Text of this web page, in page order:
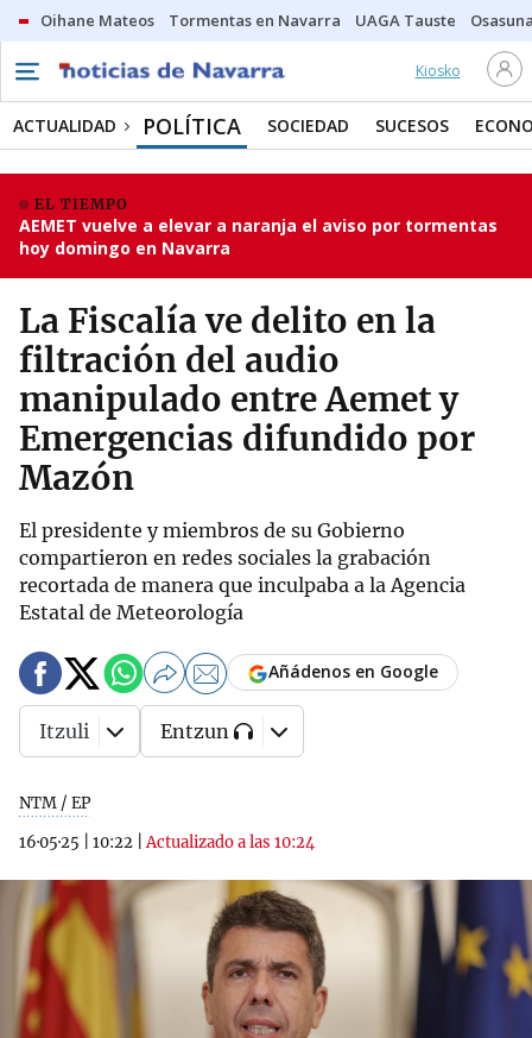
Oihane Mateos Tormentas en Navarra UAGA Tauste
Kiosko
ACTUALIDAD POLÍTICA SOCIEDAD SUCESOS
EL TIEMPO
AEMET vuelve a elevar a naranja el aviso por tormentas
hoy domingo en Navarra
La Fiscalía ve delito en la
filtración del audio
manipulado entre Aemet y
Emergencias difundido por
Mazón
El presidente y miembros de su Gobierno
compartieron en redes sociales la grabación
recortada de manera que inculpaba a la Agencia
Estatal de Meteorología
NTM / EP
16·05·25
10:22 |Actualizado a las 10:24
Añádenos en Google
Itzuli Entzun